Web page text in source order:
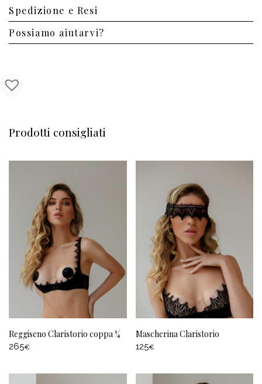
Spedizione e Resi
Possiamo aiutarvi?
Prodotti consigliati
Reggiseno Claristorio coppa ¼
265€
Mascherina Claristorio
125€